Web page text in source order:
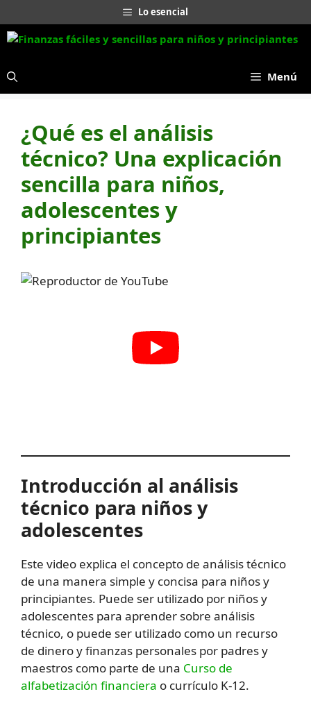
al
contenido
Lo esencial
Menú
¿Qué es el análisis
técnico? Una explicación
sencilla para niños,
adolescentes y
principiantes
Introducción al análisis
técnico para niños y
adolescentes
Este video explica el concepto de análisis técnico
de una manera simple y concisa para niños y
principiantes. Puede ser utilizado por niños y
adolescentes para aprender sobre análisis
técnico, o puede ser utilizado como un recurso
de dinero y finanzas personales por padres y
maestros como parte de una Curso de
alfabetización financiera o currículo K-12.